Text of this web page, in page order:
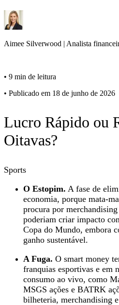
Aimee Silverwood | Analista
• 9 min de leitura
• Publicado em 18 de junho de 2026
Lucro Rápido ou
Oitavas?
Sports
O Estopim. A fase de
economia, porque mata-
procura por
poderiam criar impacto
Copa do Mundo, embora
ganho sustentável.
A Fuga. O smart money
franquias esportivas e em
consumo ao vivo, como
MSGS ações e BATRK
bilheteria, merchandising